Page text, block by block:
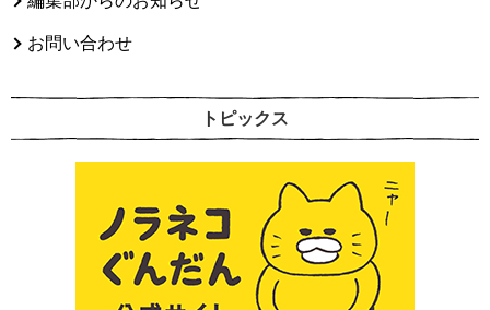
お問い合わせ
トピックス